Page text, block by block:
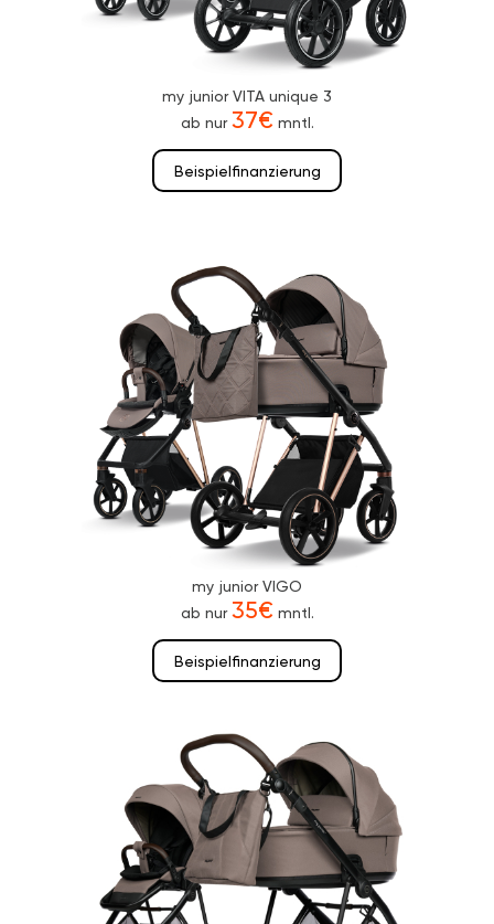
my junior VITA unique 3
ab nur37€ mntl.
Beispielfinanzierung
my junior VIGO
ab nur35€ mntl.
Beispielfinanzierung